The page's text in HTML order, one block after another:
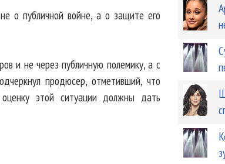
о публичной войне, а о защите его
и не через публичную полемику, а с
продюсер, отметивший, что
этой ситуации должны дать